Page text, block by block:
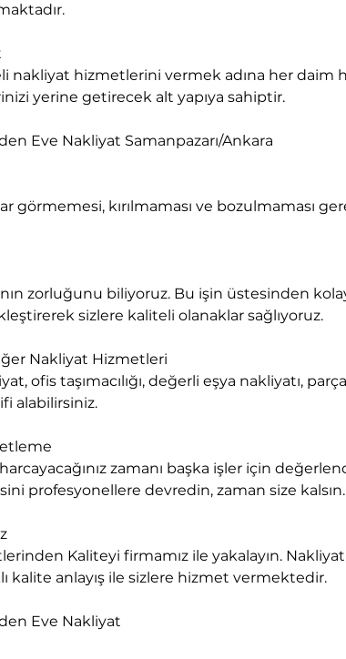
yerine getirecek alt yapıya sahiptir.
Eve Nakliyat Samanpazarı/Ankara
sizlere kaliteli olanaklar sağlıyoruz.
Nakliyat Hizmetleri
alabilirsiniz.
profesyonellere devredin, zaman size kalsın.
kalite anlayış ile sizlere hizmet vermektedir.
Eve Nakliyat